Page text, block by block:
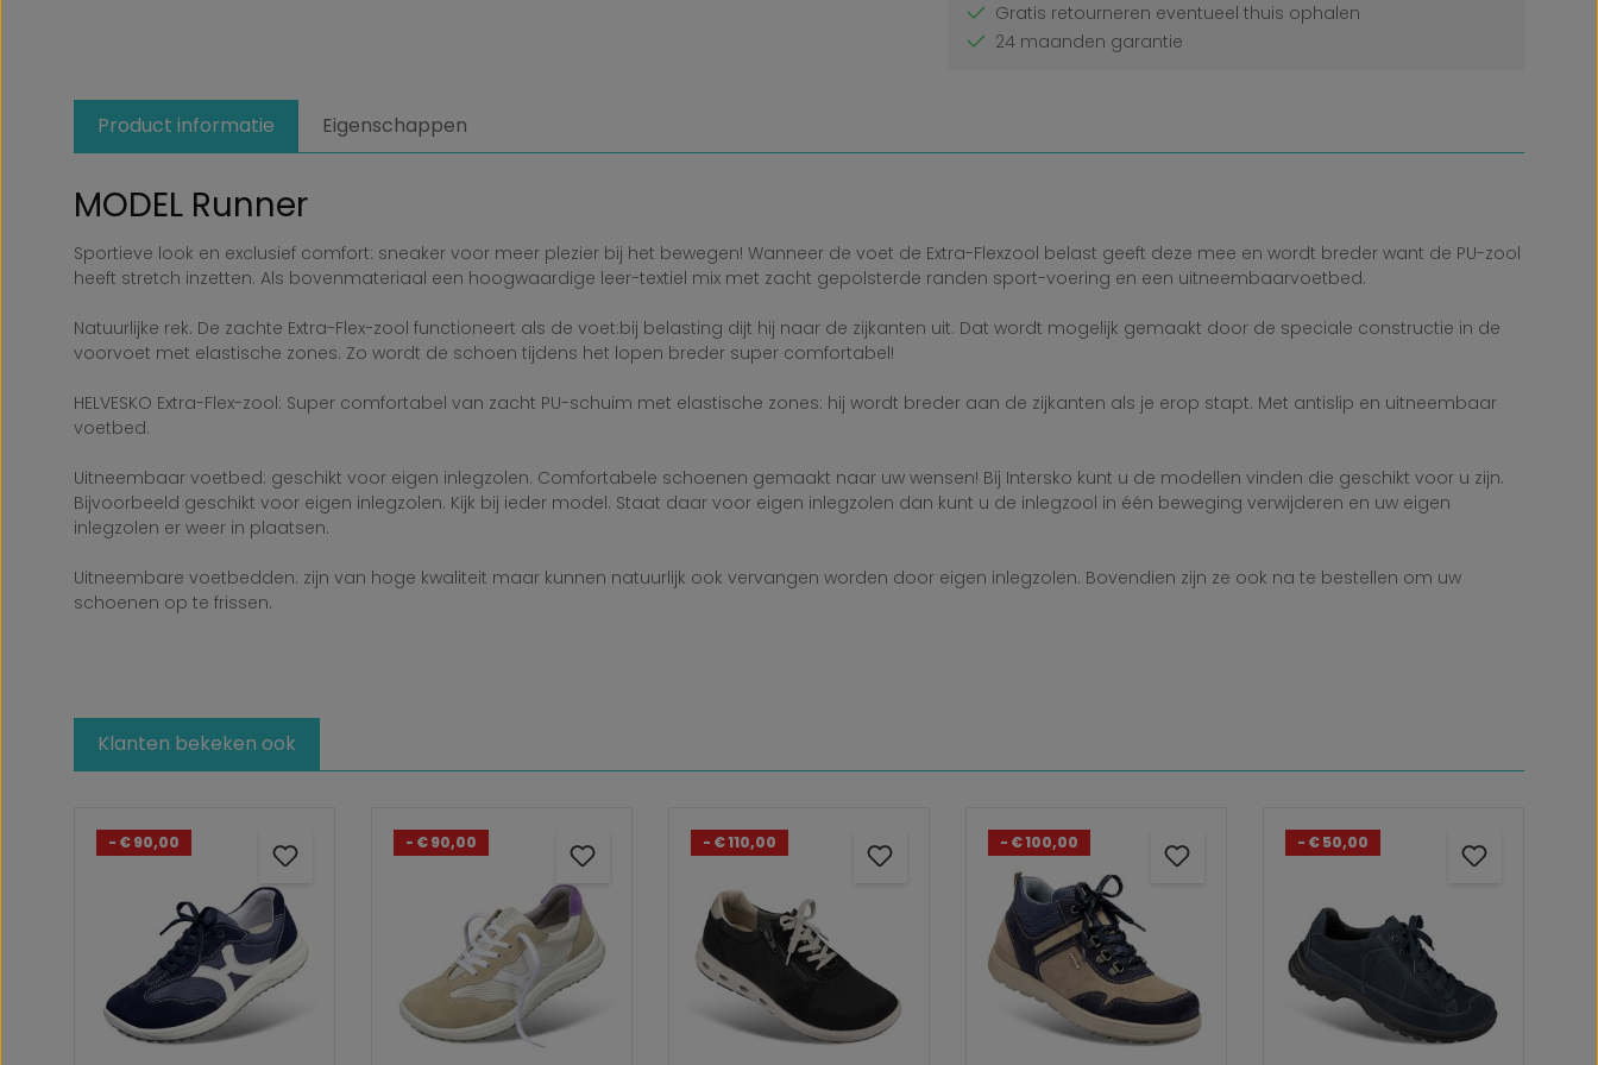
Gratis retourneren eventueel thuis ophalen
24 maanden garantie
Product informatie Eigenschappen
MODEL Runner
Sportieve look en exclusief comfort: sneaker voor meer plezier bij het bewegen! Wanneer de voet de Extra-Flexzool belast geeft deze mee en wordt breder want de PU-zool
heeft stretch inzetten. Als bovenmateriaal een hoogwaardige leer-textiel mix met zacht gepolsterde randen sport-voering en een uitneembaarvoetbed.
Natuurlijke rek. De zachte Extra-Flex-zool functioneert als de voet:bij belasting dijt hij naar de zijkanten uit. Dat wordt mogelijk gemaakt door de speciale constructie in de
voorvoet met elastische zones. Zo wordt de schoen tijdens het lopen breder super comfortabel!
HELVESKO Extra-Flex-zool: Super comfortabel van zacht PU-schuim met elastische zones: hij wordt breder aan de zijkanten als je erop stapt. Met antislip en uitneembaar
voetbed.
Uitneembaar voetbed: geschikt voor eigen inlegzolen. Comfortabele schoenen gemaakt naar uw wensen! Bij Intersko kunt u de modellen vinden die geschikt voor u zijn.
Bijvoorbeeld geschikt voor eigen inlegzolen. Kijk bij ieder model. Staat daar voor eigen inlegzolen dan kunt u de inlegzool in één beweging verwijderen en uw eigen
inlegzolen er weer in plaatsen.
Uitneembare voetbedden: zijn van hoge kwaliteit maar kunnen natuurlijk ook vervangen worden door eigen inlegzolen. Bovendien zijn ze ook na te bestellen om uw
schoenen op te frissen.
Klanten bekeken ook
- € 90,00 - € 90,00 - € 110,00 - € 100,00 - € 50,00